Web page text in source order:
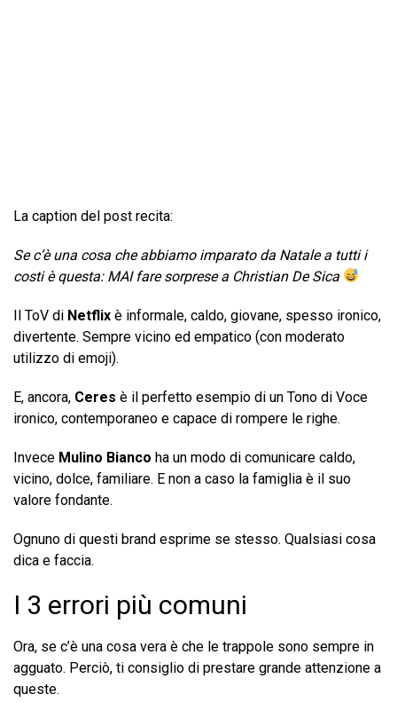
La caption del post recita:
Se c’è una cosa che abbiamo imparato da Natale a tutti i
costi è questa: MAI fare sorprese a Christian De Sica
Il ToV di Netflix è informale, caldo, giovane, spesso ironico,
divertente. Sempre vicino ed empatico (con moderato
utilizzo di emoji).
E, ancora, Ceres è il perfetto esempio di un Tono di Voce
ironico, contemporaneo e capace di rompere le righe.
Invece Mulino Bianco ha un modo di comunicare caldo,
vicino, dolce, familiare. E non a caso la famiglia è il suo
valore fondante.
Ognuno di questi brand esprime se stesso. Qualsiasi cosa
dica e faccia.
I 3 errori più comuni
Ora, se c’è una cosa vera è che le trappole sono sempre in
agguato. Perciò, ti consiglio di prestare grande attenzione a
queste.